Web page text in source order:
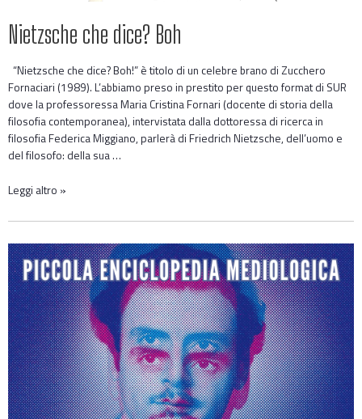
Nietzsche che dice? Boh
“Nietzsche che dice? Boh!” è titolo di un celebre brano di Zucchero
Fornaciari (1989). L’abbiamo preso in prestito per questo format di SUR
dove la professoressa Maria Cristina Fornari (docente di storia della
filosofia contemporanea), intervistata dalla dottoressa di ricerca in
filosofia Federica Miggiano, parlerà di Friedrich Nietzsche, dell’uomo e
del filosofo: della sua …
Leggi altro »